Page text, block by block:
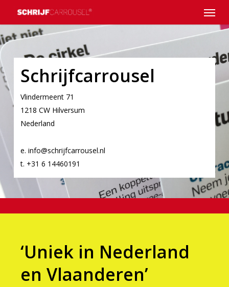
main
content
Menu
Schrijfcarrousel
Vlindermeent 71
1218 CW Hilversum
Nederland
e. info@schrijfcarrousel.nl
t. +31 6 14460191
‘Uniek in Nederland
en Vlaanderen’